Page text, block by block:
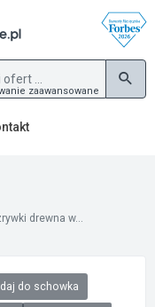
zaawansowane
drewna w...
Dodaj do schowka